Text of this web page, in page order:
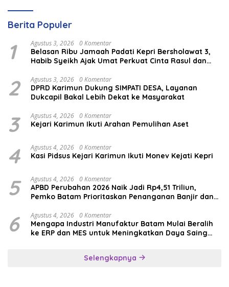
Berita Populer
1 Agustus 3, 2026 0 Komentar
Belasan Ribu Jamaah Padati Kepri Bersholawat 3,
Habib Syeikh Ajak Umat Perkuat Cinta Rasul dan
2 Agustus 3, 2026 0 Komentar
DPRD Karimun Dukung SIMPATI DESA, Layanan
Dukcapil Bakal Lebih Dekat ke Masyarakat
3 Agustus 4, 2026 0 Komentar
Kejari Karimun Ikuti Arahan Pemulihan Aset
4 Agustus 4, 2026 0 Komentar
Kasi Pidsus Kejari Karimun Ikuti Monev Kejati Kepri
5 Agustus 4, 2026 0 Komentar
APBD Perubahan 2026 Naik Jadi Rp4,51 Triliun,
Pemko Batam Prioritaskan Penanganan Banjir dan
6 Agustus 4, 2026 0 Komentar
Mengapa Industri Manufaktur Batam Mulai Beralih
ke ERP dan MES untuk Meningkatkan Daya Saing
Selengkapnya